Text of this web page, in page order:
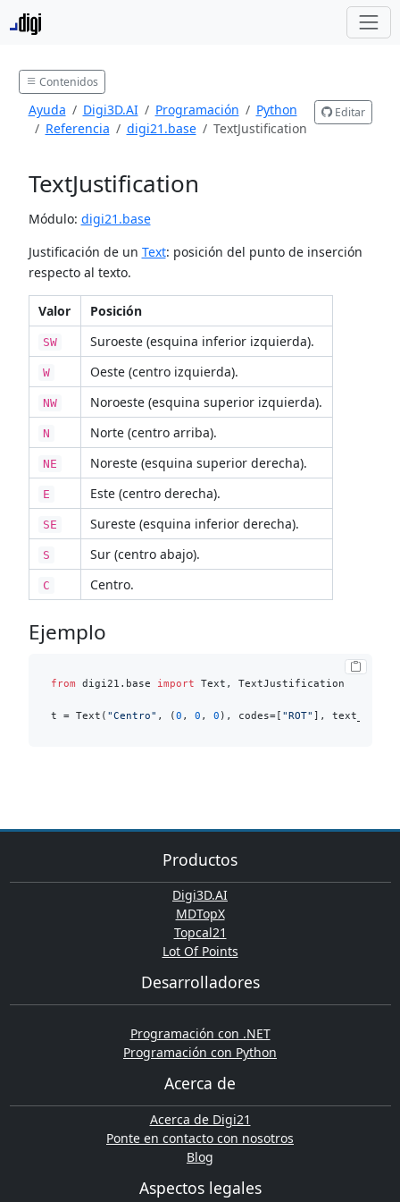
Contenidos
Ayuda Digi3D.AI Programación
Python
Referencia
digi21.base TextJustification
Editar
TextJustification
Módulo: digi21.base
Justificación de un Text: posición del punto de inserción
respecto al texto.
Valor Posición
SW Suroeste (esquina inferior izquierda).
W Oeste (centro izquierda).
NW Noroeste (esquina superior izquierda).
N Norte (centro arriba).
NE Noreste (esquina superior derecha).
E Este (centro derecha).
SE Sureste (esquina inferior derecha).
S Sur (centro abajo).
C Centro.
Ejemplo
from digi21.base import Text, TextJustification
t = Text( "Centro" , ( 0 , 0 , 0 ), codes=[ "ROT"
Productos
Digi3D.AI
MDTopX
Topcal21
Lot Of Points
Desarrolladores
Programación con .NET
Programación con Python
Acerca de
Acerca de Digi21
Ponte en contacto con nosotros
Blog
Aspectos legales